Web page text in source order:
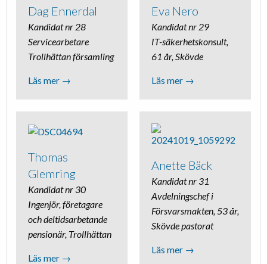
Dag Ennerdal
Kandidat nr 28
Servicearbetare
Trollhättan församling
Läs mer →
Eva Nero
Kandidat nr 29
IT-säkerhetskonsult,
61 år, Skövde
Läs mer →
Thomas
Glemring
Kandidat nr 30
Ingenjör, företagare
och deltidsarbetande
pensionär, Trollhättan
Läs mer →
Anette Bäck
Kandidat nr 31
Avdelningschef i
Försvarsmakten, 53 år,
Skövde pastorat
Läs mer →